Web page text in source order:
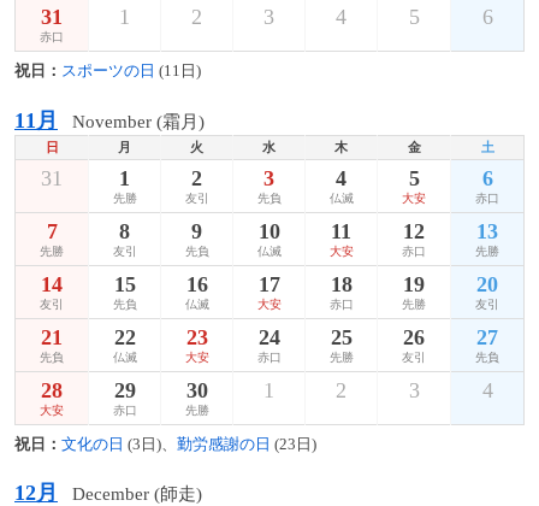
31
赤口
1 2 3 4 5 6
祝日： スポーツの日 (11日)
11月 November (霜月)
日 月 火 水 木 金 土
31 1
先勝
2
友引
3
先負
4
仏滅
5
大安
6
赤口
7
先勝
8
友引
9
先負
10
仏滅
11
大安
12
赤口
13
先勝
14
友引
15
先負
16
仏滅
17
大安
18
赤口
19
先勝
20
友引
21
先負
22
仏滅
23
大安
24
赤口
25
先勝
26
友引
27
先負
28
大安
29
赤口
30
先勝
1 2 3 4
祝日： 文化の日 (3日)、 勤労感謝の日 (23日)
12月 December (師走)